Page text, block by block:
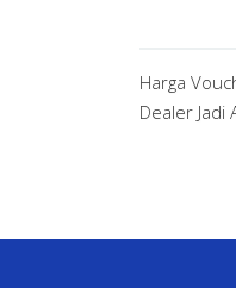
Harga
Dealer Jadi